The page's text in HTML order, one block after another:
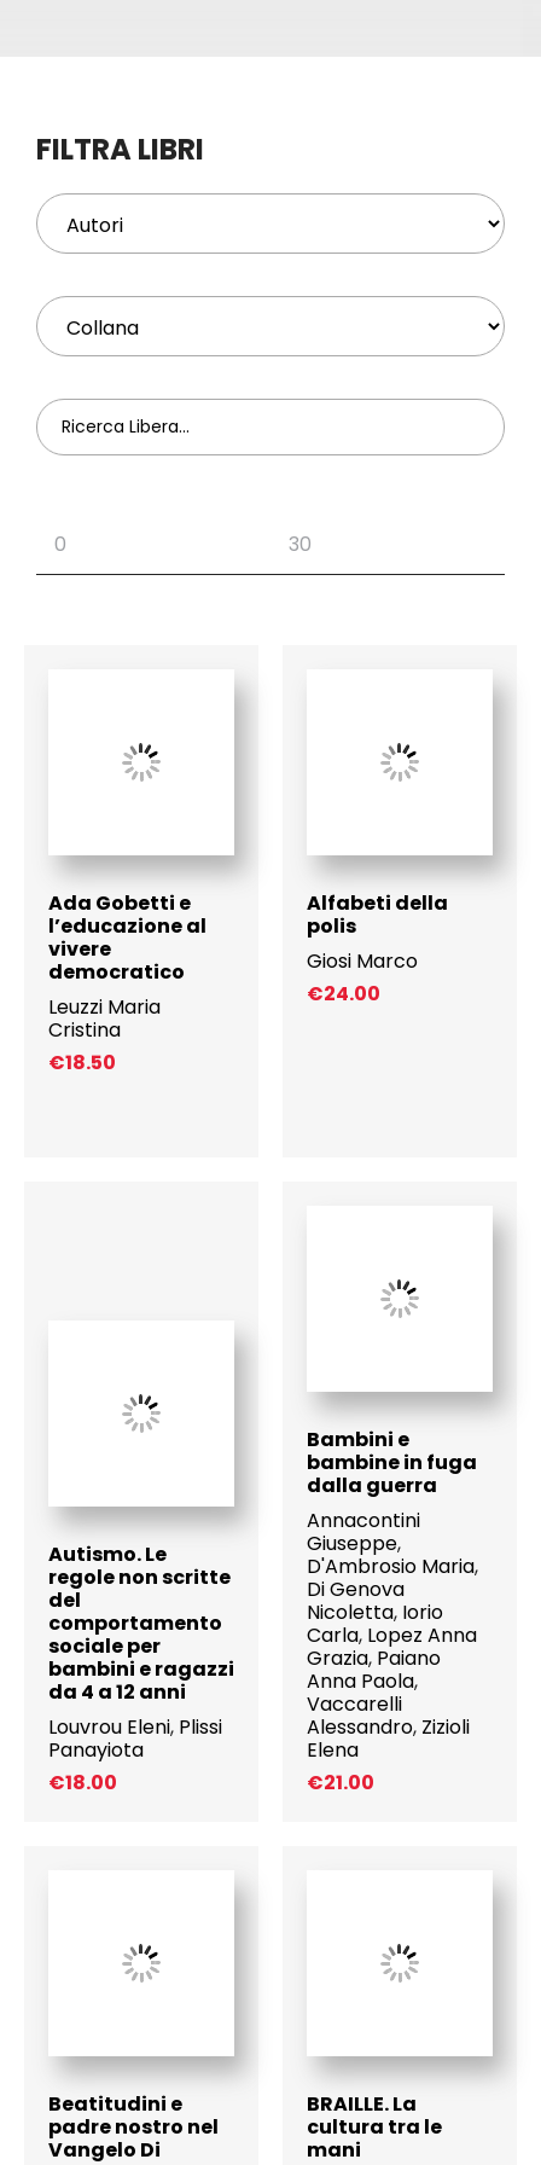
Profilo
FILTRA LIBRI
Ada Gobetti e
l’educazione al
vivere
democratico
Leuzzi Maria
Cristina
€18.50
Alfabeti della
polis
Giosi Marco
€24.00
Autismo. Le
regole non scritte
del
comportamento
sociale per
bambini e ragazzi
da 4 a 12 anni
Louvrou Eleni, Plissi
Panayiota
€18.00
Bambini e
bambine in fuga
dalla guerra
Annacontini
Giuseppe,
D'Ambrosio Maria,
Di Genova
Nicoletta, Iorio
Carla, Lopez Anna
Grazia, Paiano
Anna Paola,
Vaccarelli
Alessandro, Zizioli
Elena
€21.00
Beatitudini e
padre nostro nel
Vangelo Di
BRAILLE. La
cultura tra le
mani